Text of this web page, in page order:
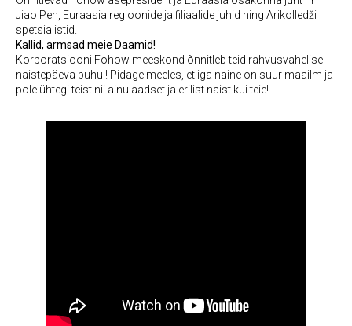
Jiao Pen, Euraasia regioonide ja filiaalide juhid ning Ärikolledži
spetsialistid.
Kallid, armsad meie Daamid!
Korporatsiooni Fohow meeskond õnnitleb teid rahvusvahelise
naistepäeva puhul! Pidage meeles, et iga naine on suur maailm ja
pole ühtegi teist nii ainulaadset ja erilist naist kui teie!